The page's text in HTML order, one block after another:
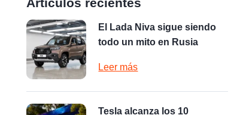
El Lada Niva sigue siendo
todo un mito en Rusia
Leer más
Tesla alcanza los 10